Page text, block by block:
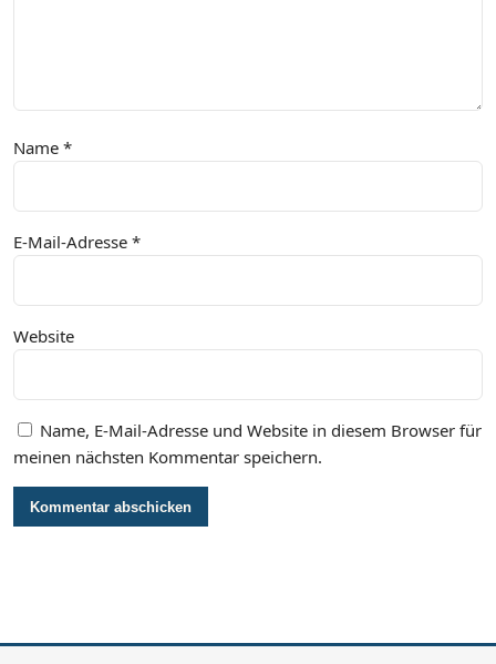
Name *
E-Mail-Adresse *
Website
Name, E-Mail-Adresse und Website in diesem Browser für
meinen nächsten Kommentar speichern.